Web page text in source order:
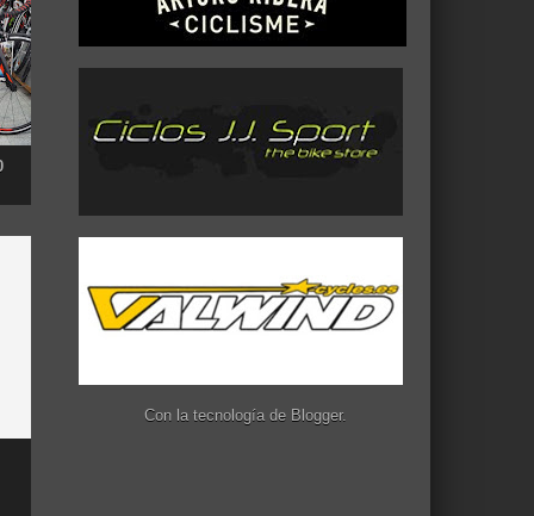
Con la tecnología de Blogger.